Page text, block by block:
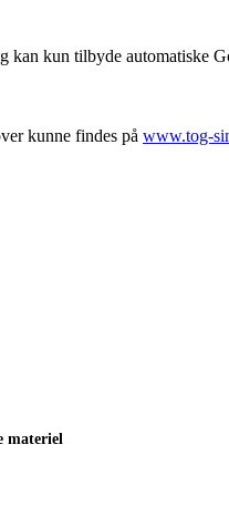
kan kun tilbyde automatiske
kunne findes på www.tog-
materiel